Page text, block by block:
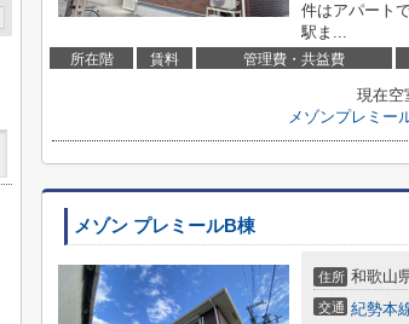
件はアパート
駅ま...
所在階 賃料 管理費・共益費
現在空
メゾンプレミー
メゾン プレミールB棟
住所 和歌山
交通 紀勢本